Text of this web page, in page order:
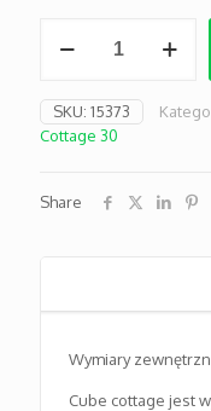
Cube
30
grafitowy
czary
SKU: 15373
Cottage 30
Share
Wymiary
Cube cottage jest